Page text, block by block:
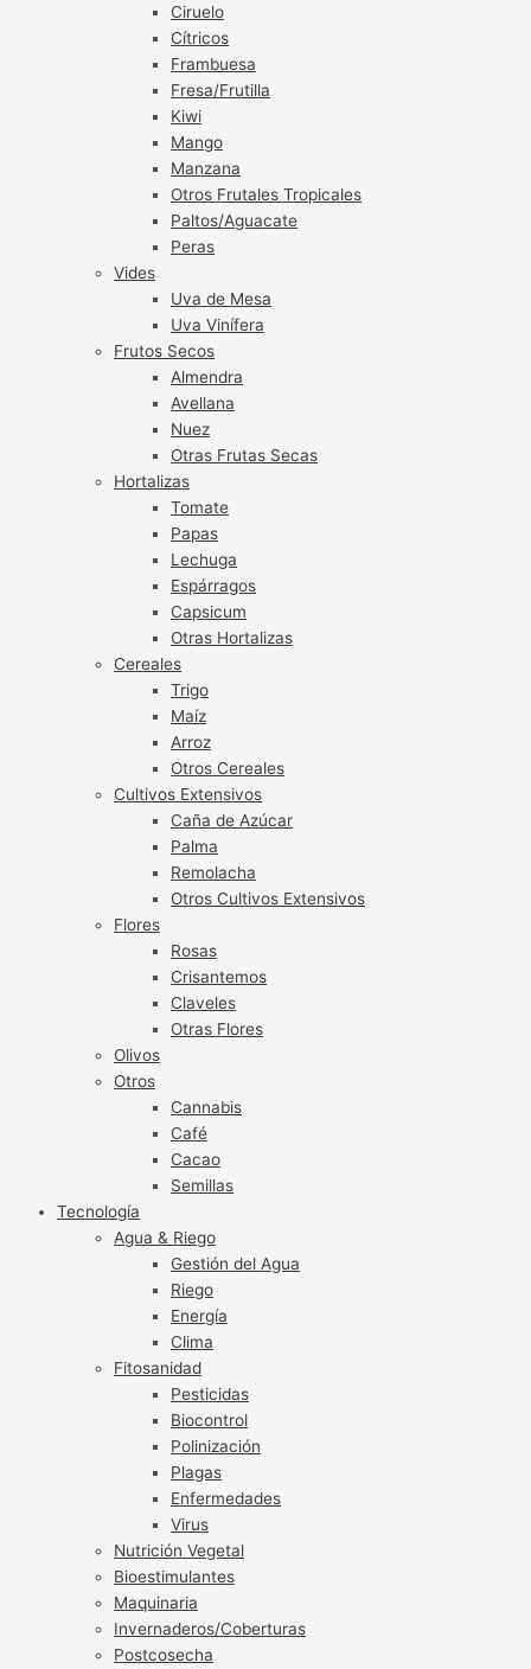
Ciruelo
Cítricos
Frambuesa
Fresa/Frutilla
Kiwi
Mango
Manzana
Otros Frutales Tropicales
Paltos/Aguacate
Peras
Vides
Uva de Mesa
Uva Vinífera
Frutos Secos
Almendra
Avellana
Nuez
Otras Frutas Secas
Hortalizas
Tomate
Papas
Lechuga
Espárragos
Capsicum
Otras Hortalizas
Cereales
Trigo
Maíz
Arroz
Otros Cereales
Cultivos Extensivos
Caña de Azúcar
Palma
Remolacha
Otros Cultivos Extensivos
Flores
Rosas
Crisantemos
Claveles
Otras Flores
Olivos
Otros
Cannabis
Café
Cacao
Semillas
Tecnología
Agua & Riego
Gestión del Agua
Riego
Energía
Clima
Fitosanidad
Pesticidas
Biocontrol
Polinización
Plagas
Enfermedades
Virus
Nutrición Vegetal
Bioestimulantes
Maquinaria
Invernaderos/Coberturas
Postcosecha